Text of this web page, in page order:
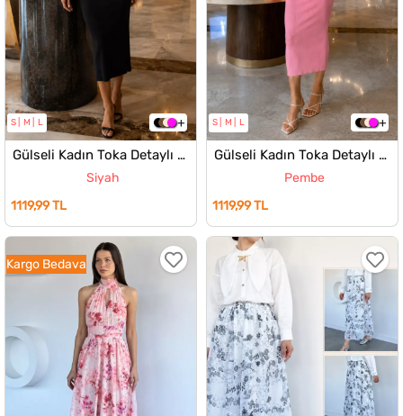
S M L
Gülseli Kadın Toka Detaylı Ön Pencereli Elbise
Siyah
1119,99 TL
S M L
Gülseli Kadın Toka Detaylı Ön Pencereli Elbise
Pembe
1119,99 TL
Kargo Bedava